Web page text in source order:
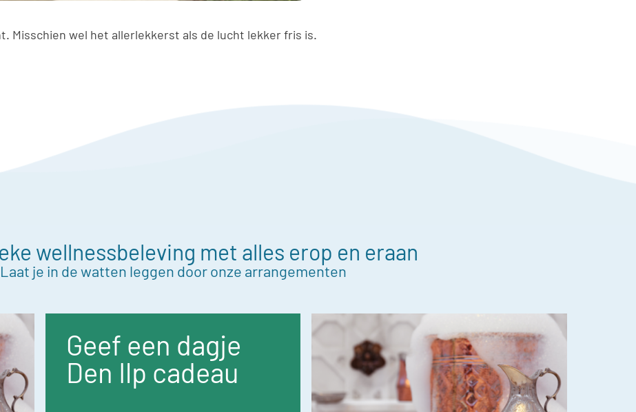
Misschien wel het allerlekkerst als de lucht lekker fris is.
wellnessbeleving met alles erop en eraan
Laat je in de watten leggen door onze arrangementen
Geef een dagje
Den Ilp cadeau